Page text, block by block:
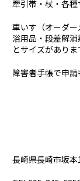
牽引帯・杖・各
車いす（オーダ
浴用品・段差解
とサイズがありま
障害者手帳で申請
長崎県長崎市坂本